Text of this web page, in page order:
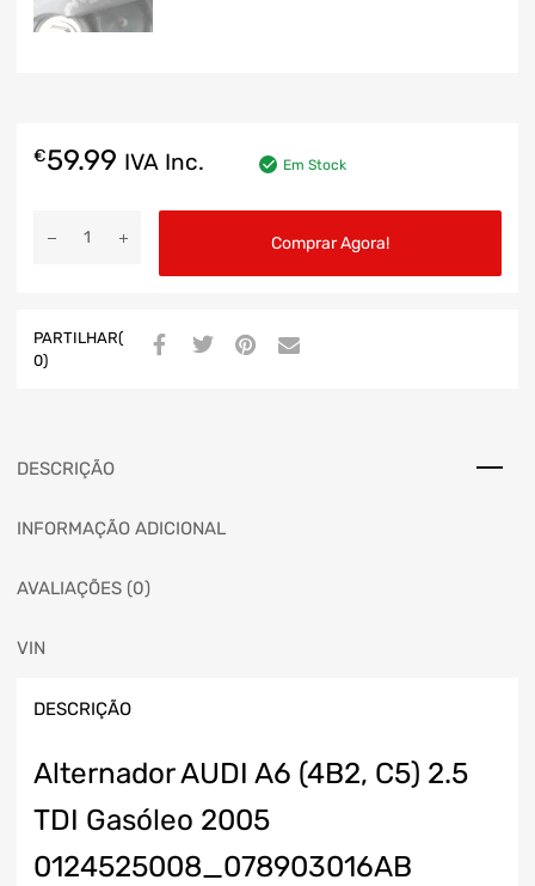
€59.99 IVA Inc. Em Stock
Comprar Agora!
PARTILHAR(
0)
DESCRIÇÃO
INFORMAÇÃO ADICIONAL
AVALIAÇÕES (0)
VIN
DESCRIÇÃO
Alternador AUDI A6 (4B2, C5) 2.5
TDI Gasóleo 2005
0124525008_078903016AB